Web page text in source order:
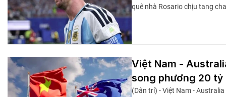
quê nhà Rosario chịu tang
Việt Nam -
song phương 20 tỷ
(Dân trí) - Việt Nam -